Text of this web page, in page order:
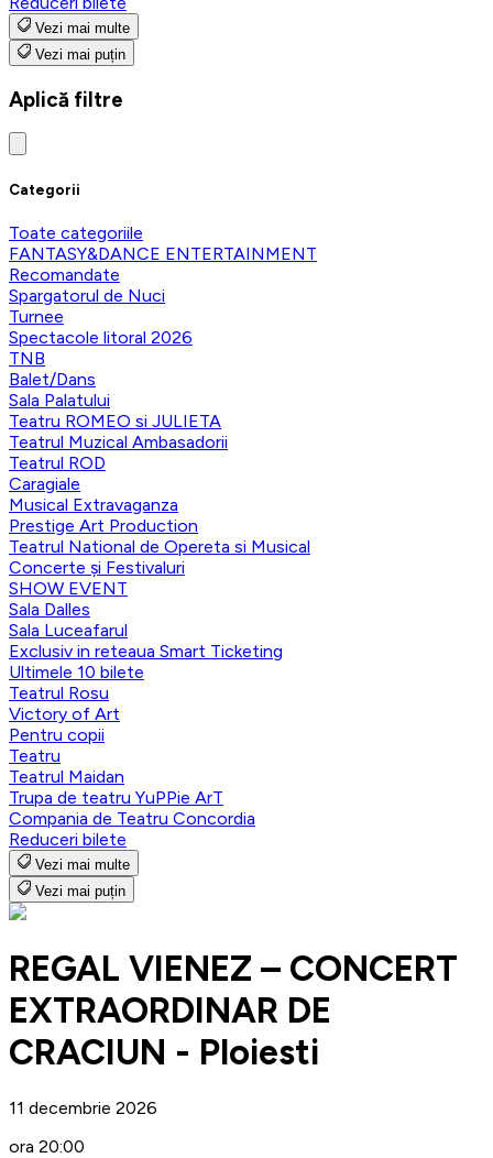
Vezi mai multe
Vezi mai puțin
Aplică filtre
Categorii
Toate categoriile
FANTASY&DANCE ENTERTAINMENT
Recomandate
Spargatorul de Nuci
Turnee
Spectacole litoral 2026
TNB
Balet/Dans
Sala Palatului
Teatru ROMEO si JULIETA
Teatrul Muzical Ambasadorii
Teatrul ROD
Caragiale
Musical Extravaganza
Prestige Art Production
Teatrul National de Opereta si Musical
Concerte și Festivaluri
SHOW EVENT
Sala Dalles
Sala Luceafarul
Exclusiv in reteaua Smart Ticketing
Ultimele 10 bilete
Teatrul Rosu
Victory of Art
Pentru copii
Teatru
Teatrul Maidan
Trupa de teatru YuPPie ArT
Compania de Teatru Concordia
Reduceri bilete
Vezi mai multe
Vezi mai puțin
REGAL VIENEZ – CONCERT
EXTRAORDINAR DE
CRACIUN - Ploiesti
11 decembrie 2026
ora 20:00